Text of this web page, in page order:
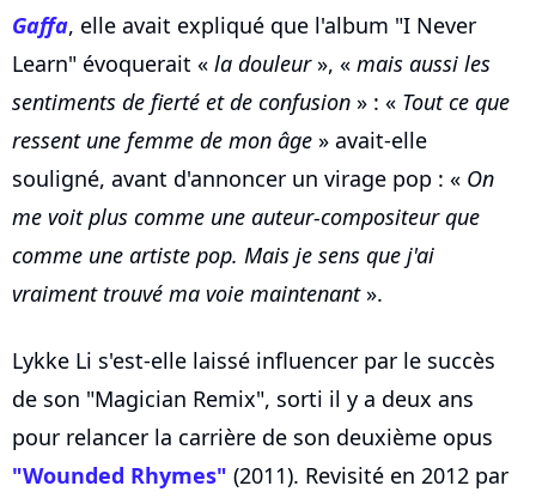
Gaffa, elle avait expliqué que l'album "I Never
Learn" évoquerait « la douleur», « mais aussi les
sentiments de fierté et de confusion » : « Tout ce que
ressent une femme de mon âge » avait-elle
souligné, avant d'annoncer un virage pop : « On
me voit plus comme une auteur-compositeur que
comme une artiste pop. Mais je sens que j'ai
vraiment trouvé ma voie maintenant».
Lykke Li s'est-elle laissé influencer par le succès
de son "Magician Remix", sorti il y a deux ans
pour relancer la carrière de son deuxième opus
"Wounded Rhymes" (2011). Revisité en 2012 par